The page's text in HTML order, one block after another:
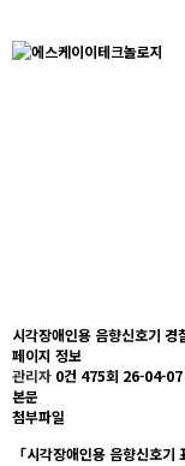
시각장애인용 음향신호기
페이지 정보
관리자 0건 475회 26-04-
본문
첨부파일
「시각장애인용 음향신